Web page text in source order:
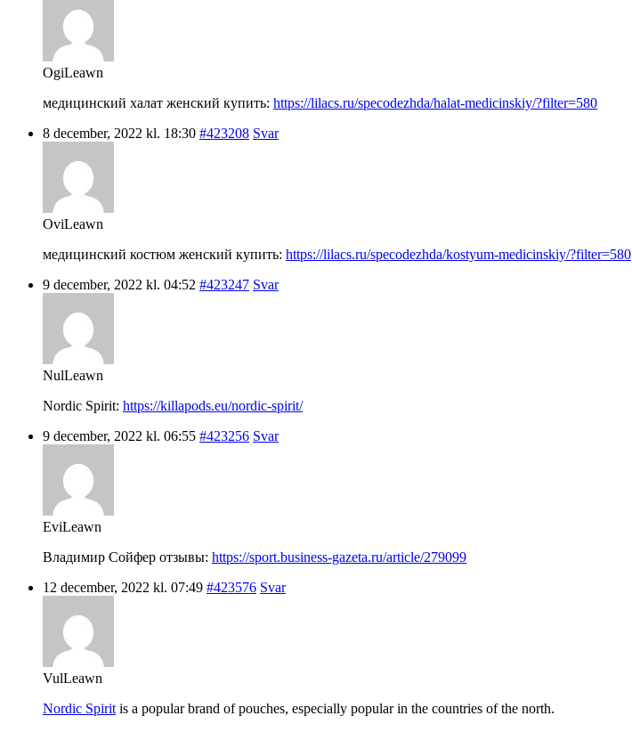
OgiLeawn
медицинский халат женский купить: https://lilacs.ru/specodezhda/halat-medicinskiy/?filter=580
8 december, 2022 kl. 18:30 #423208 Svar
OviLeawn
медицинский костюм женский купить: https://lilacs.ru/specodezhda/kostyum-medicinskiy/?filter=580
9 december, 2022 kl. 04:52 #423247 Svar
NulLeawn
Nordic Spirit: https://killapods.eu/nordic-spirit/
9 december, 2022 kl. 06:55 #423256 Svar
EviLeawn
Владимир Сойфер отзывы: https://sport.business-gazeta.ru/article/279099
12 december, 2022 kl. 07:49 #423576 Svar
VulLeawn
Nordic Spirit is a popular brand of pouches, especially popular in the countries of the north.